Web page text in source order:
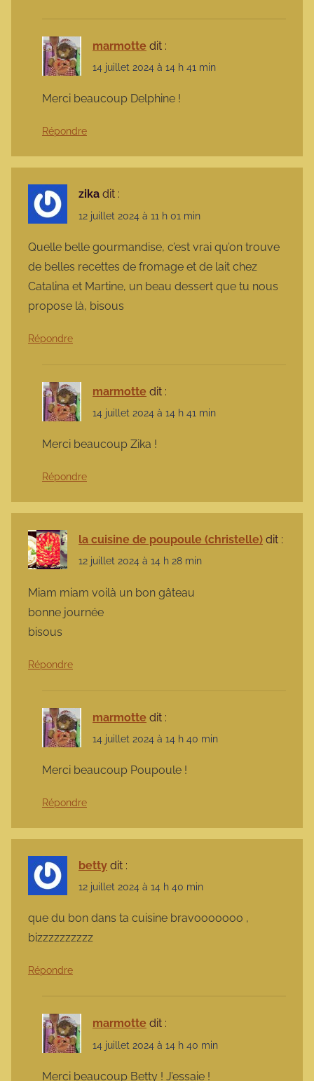
marmotte dit :
14 juillet 2024 à 14 h 41 min
Merci beaucoup Delphine !
Répondre
zika dit :
12 juillet 2024 à 11 h 01 min
Quelle belle gourmandise, c’est vrai qu’on trouve
de belles recettes de fromage et de lait chez
Catalina et Martine, un beau dessert que tu nous
propose là, bisous
Répondre
marmotte dit :
14 juillet 2024 à 14 h 41 min
Merci beaucoup Zika !
Répondre
la cuisine de poupoule (christelle) dit :
12 juillet 2024 à 14 h 28 min
Miam miam voilà un bon gâteau
bonne journée
bisous
Répondre
marmotte dit :
14 juillet 2024 à 14 h 40 min
Merci beaucoup Poupoule !
Répondre
betty dit :
12 juillet 2024 à 14 h 40 min
que du bon dans ta cuisine bravooooooo ,
bizzzzzzzzzz
Répondre
marmotte dit :
14 juillet 2024 à 14 h 40 min
Merci beaucoup Betty ! J’essaie !